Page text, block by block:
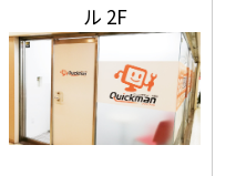
ル 2F